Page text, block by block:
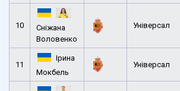
10
Сніжана
Воловенко
Універсал
11
Ірина
Мокбель
Універсал